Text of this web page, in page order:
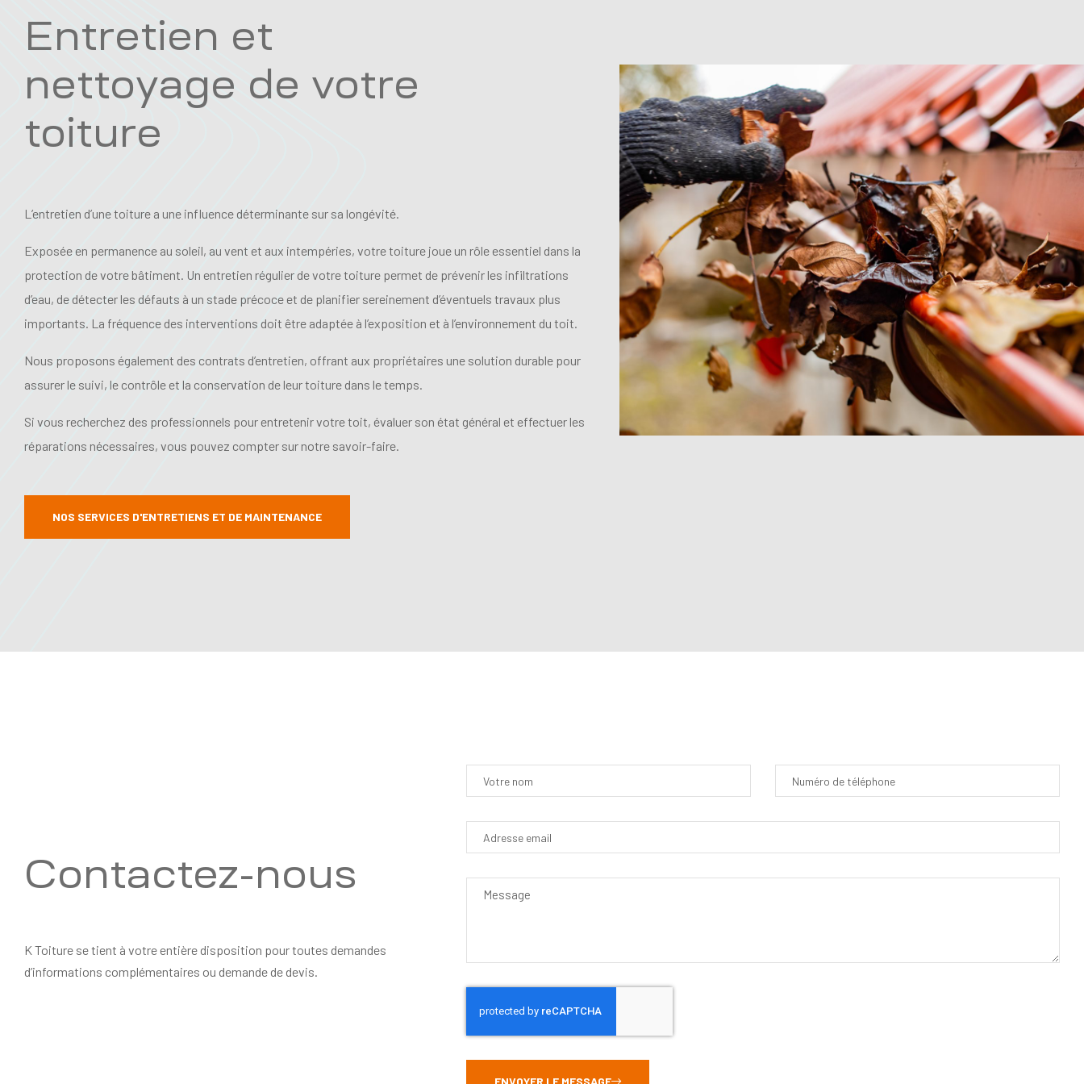
Entretien et
nettoyage de votre
toiture
L’entretien d’une toiture a une influence déterminante sur sa longévité.
Exposée en permanence au soleil, au vent et aux intempéries, votre toiture joue un rôle essentiel dans la
protection de votre bâtiment. Un entretien régulier de votre toiture permet de prévenir les infiltrations
d’eau, de détecter les défauts à un stade précoce et de planifier sereinement d’éventuels travaux plus
importants. La fréquence des interventions doit être adaptée à l’exposition et à l’environnement du toit.
Nous proposons également des contrats d’entretien, offrant aux propriétaires une solution durable pour
assurer le suivi, le contrôle et la conservation de leur toiture dans le temps.
Si vous recherchez des professionnels pour entretenir votre toit, évaluer son état général et effectuer les
réparations nécessaires, vous pouvez compter sur notre savoir-faire.
NOS SERVICES D'ENTRETIENS ET DE MAINTENANCE
Contactez-nous
K Toiture se tient à votre entière disposition pour toutes demandes
d’informations complémentaires ou demande de devis.